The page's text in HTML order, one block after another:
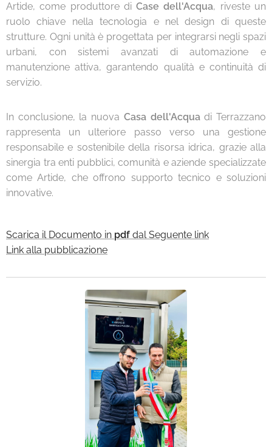
Artide, come produttore diCase dell'Acqua, riveste un
ruolo chiave nella tecnologia e nel design di queste
strutture. Ogni unità è progettata per integrarsi negli spazi
urbani, con sistemi avanzati di automazione e
manutenzione attiva, garantendo qualità e continuità di
servizio.
In conclusione, la nuova Casa dell'Acquadi Terrazzano
rappresenta un ulteriore passo verso una gestione
responsabile e sostenibile della risorsa idrica, grazie alla
sinergia tra enti pubblici, comunità e aziende specializzate
come Artide, che offrono supporto tecnico e soluzioni
innovative.
Scarica il Documento in pdf dal Seguente link
Link alla pubblicazione